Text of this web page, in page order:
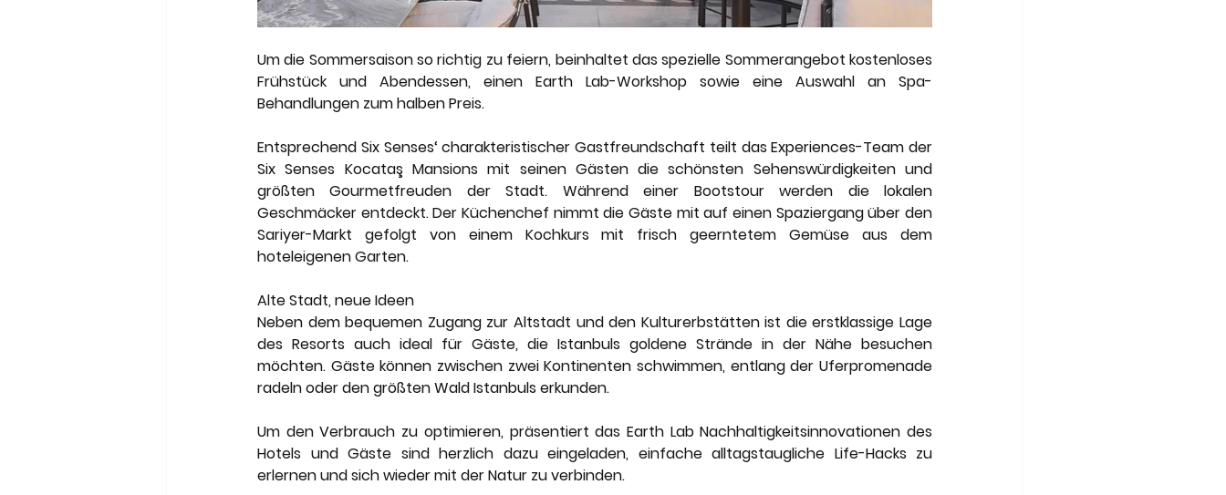
Um die Sommersaison so richtig zu feiern, beinhaltet das spezielle Sommerangebot kostenloses
Frühstück und Abendessen, einen Earth Lab-Workshop sowie eine Auswahl an Spa-
Behandlungen zum halben Preis.
Entsprechend Six Senses‘ charakteristischer Gastfreundschaft teilt das Experiences-Team der
Six Senses Kocataş Mansions mit seinen Gästen die schönsten Sehenswürdigkeiten und
größten Gourmetfreuden der Stadt. Während einer Bootstour werden die lokalen
Geschmäcker entdeckt. Der Küchenchef nimmt die Gäste mit auf einen Spaziergang über den
Sariyer-Markt gefolgt von einem Kochkurs mit frisch geerntetem Gemüse aus dem
hoteleigenen Garten.
Alte Stadt, neue Ideen
Neben dem bequemen Zugang zur Altstadt und den Kulturerbstätten ist die erstklassige Lage
des Resorts auch ideal für Gäste, die Istanbuls goldene Strände in der Nähe besuchen
möchten. Gäste können zwischen zwei Kontinenten schwimmen, entlang der Uferpromenade
radeln oder den größten Wald Istanbuls erkunden.
Um den Verbrauch zu optimieren, präsentiert das Earth Lab Nachhaltigkeitsinnovationen des
Hotels und Gäste sind herzlich dazu eingeladen, einfache alltagstaugliche Life-Hacks zu
erlernen und sich wieder mit der Natur zu verbinden.